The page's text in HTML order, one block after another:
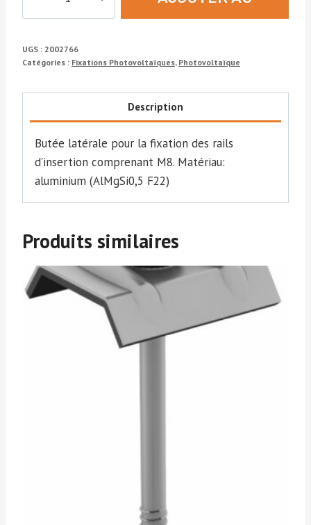
INSERTIONRAIL
UGS : 2002766
Catégories : Fixations Photovoltaïques, Photovoltaïque
Description
Butée latérale pour la fixation des rails
d’insertion comprenant M8. Matériau:
aluminium (AlMgSi0,5 F22)
Produits similaires